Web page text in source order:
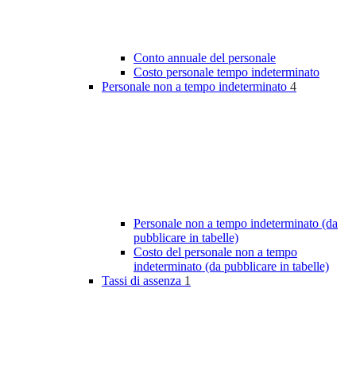
Conto annuale del personale
Costo personale tempo indeterminato
Personale non a tempo indeterminato 4
Personale non a tempo indeterminato (da
pubblicare in tabelle)
Costo del personale non a tempo
indeterminato (da pubblicare in tabelle)
Tassi di assenza 1